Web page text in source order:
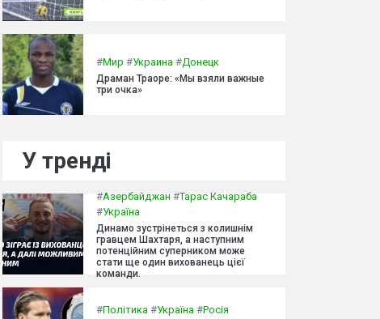
#Мир #Украина #Донецк
Драман Траоре: «Мы взяли важные
три очка»
У тренді
#Азербайджан #Тарас Качараба
#Україна
Динамо зустрінеться з колишнім
гравцем Шахтаря, а наступним
потенційним суперником може
стати ще один вихованець цієї
команди.
#Політика #Україна #Росія